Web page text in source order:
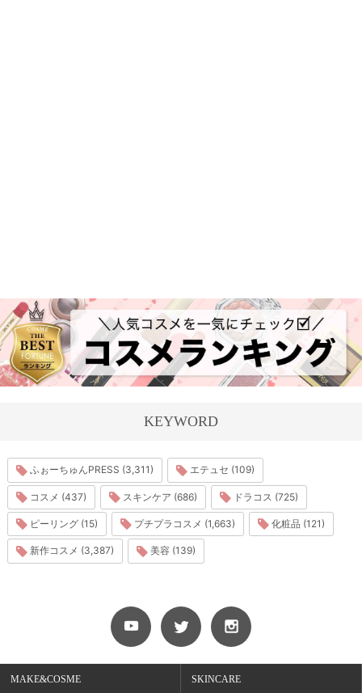
KEYWORD
ふぉーちゅんPRESS (3,311) エテュセ (109)
コスメ (437) スキンケア (686) ドラコス (725)
ピーリング (15) プチプラコスメ (1,663) 化粧品 (121)
新作コスメ (3,387) 美容 (139)
MAKE&COSME SKINCARE